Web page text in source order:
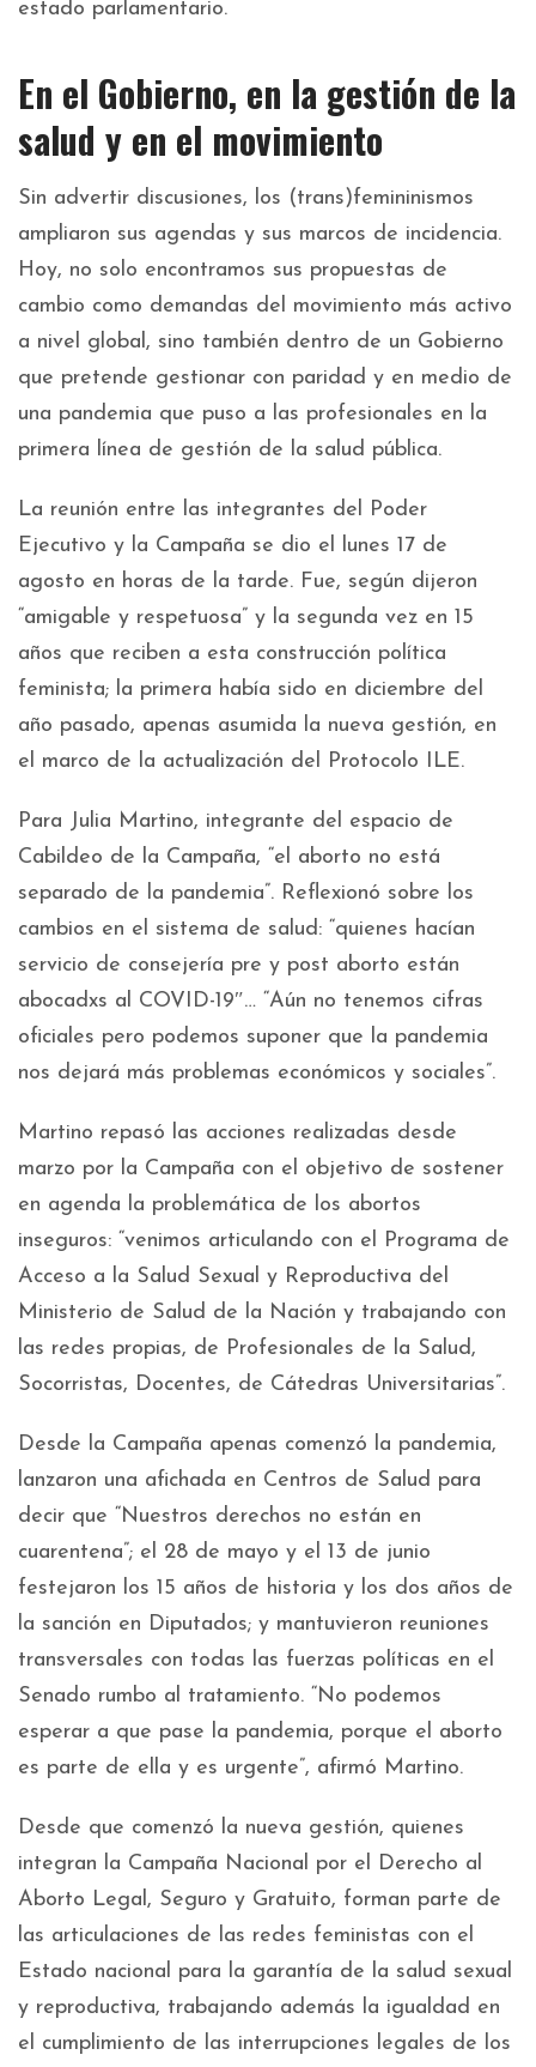
estado parlamentario.
En el Gobierno, en la gestión de la
salud y en el movimiento
Sin advertir discusiones, los (trans)femininismos
ampliaron sus agendas y sus marcos de incidencia.
Hoy, no solo encontramos sus propuestas de
cambio como demandas del movimiento más activo
a nivel global, sino también dentro de un Gobierno
que pretende gestionar con paridad y en medio de
una pandemia que puso a las profesionales en la
primera línea de gestión de la salud pública.
La reunión entre las integrantes del Poder
Ejecutivo y la Campaña se dio el lunes 17 de
agosto en horas de la tarde. Fue, según dijeron
“amigable y respetuosa” y la segunda vez en 15
años que reciben a esta construcción política
feminista; la primera había sido en diciembre del
año pasado, apenas asumida la nueva gestión, en
el marco de la actualización del Protocolo ILE.
Para Julia Martino, integrante del espacio de
Cabildeo de la Campaña, “el aborto no está
separado de la pandemia”. Reflexionó sobre los
cambios en el sistema de salud: “quienes hacían
servicio de consejería pre y post aborto están
abocadxs al COVID-19″… “Aún no tenemos cifras
oficiales pero podemos suponer que la pandemia
nos dejará más problemas económicos y sociales”.
Martino repasó las acciones realizadas desde
marzo por la Campaña con el objetivo de sostener
en agenda la problemática de los abortos
inseguros: “venimos articulando con el Programa de
Acceso a la Salud Sexual y Reproductiva del
Ministerio de Salud de la Nación y trabajando con
las redes propias, de Profesionales de la Salud,
Socorristas, Docentes, de Cátedras Universitarias”.
Desde la Campaña apenas comenzó la pandemia,
lanzaron una afichada en Centros de Salud para
decir que “Nuestros derechos no están en
cuarentena”; el 28 de mayo y el 13 de junio
festejaron los 15 años de historia y los dos años de
la sanción en Diputados; y mantuvieron reuniones
transversales con todas las fuerzas políticas en el
Senado rumbo al tratamiento. “No podemos
esperar a que pase la pandemia, porque el aborto
es parte de ella y es urgente”, afirmó Martino.
Desde que comenzó la nueva gestión, quienes
integran la Campaña Nacional por el Derecho al
Aborto Legal, Seguro y Gratuito, forman parte de
las articulaciones de las redes feministas con el
Estado nacional para la garantía de la salud sexual
y reproductiva, trabajando además la igualdad en
el cumplimiento de las interrupciones legales de los